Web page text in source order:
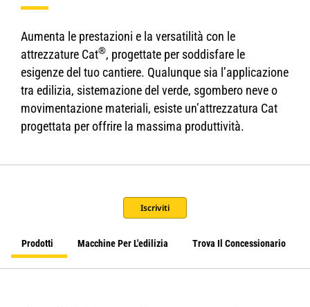
Aumenta le prestazioni e la versatilità con le
attrezzature Cat®, progettate per soddisfare le
esigenze del tuo cantiere. Qualunque sia l’applicazione
tra edilizia, sistemazione del verde, sgombero neve o
movimentazione materiali, esiste un’attrezzatura Cat
progettata per offrire la massima produttività.
Iscriviti
Prodotti Macchine Per L'edilizia Trova Il Concessionario